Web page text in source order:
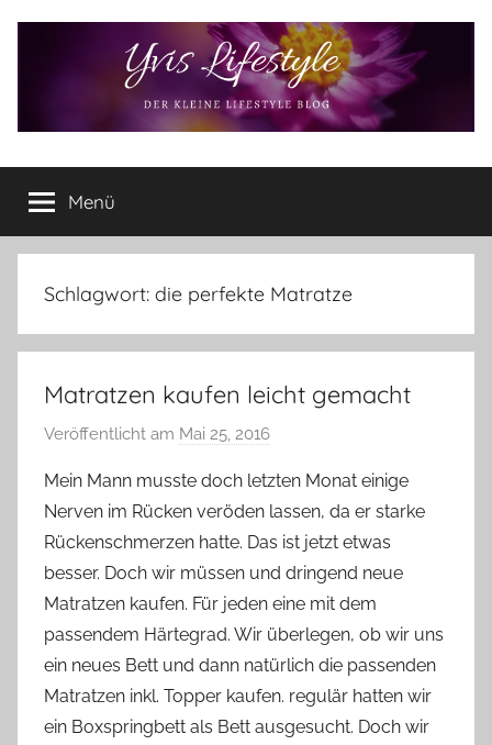
Yvis
Lifestyle
Lifestyle
Blog
–
Lifestyle,
Produkttests
vieles
Menü
Schlagwort: die perfekte Matratze
Matratzen kaufen leicht gemacht
Veröffentlicht am Mai 25, 2016
n
Y
v
o
n
n
e
Mein Mann musste doch letzten Monat einige
Nerven im Rücken veröden lassen, da er starke
Rückenschmerzen hatte. Das ist jetzt etwas
besser. Doch wir müssen und dringend neue
Matratzen kaufen. Für jeden eine mit dem
passendem Härtegrad. Wir überlegen, ob wir uns
ein neues Bett und dann natürlich die passenden
Matratzen inkl. Topper kaufen. regulär hatten wir
ein Boxspringbett als Bett ausgesucht. Doch wir